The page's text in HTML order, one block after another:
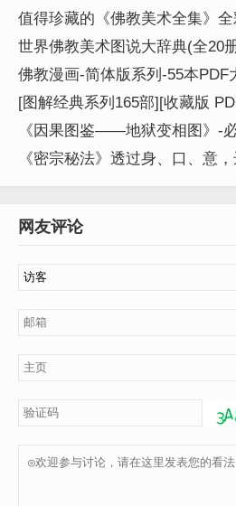
值得珍藏的《佛教美术全集》
世界佛教美术图说大辞典(全20
佛教漫画-简体版系列-55本PDF
[图解经典系列165部][收藏版
《因果图鉴——地狱变相图》-
《密宗秘法》透过身、口、意
网友评论